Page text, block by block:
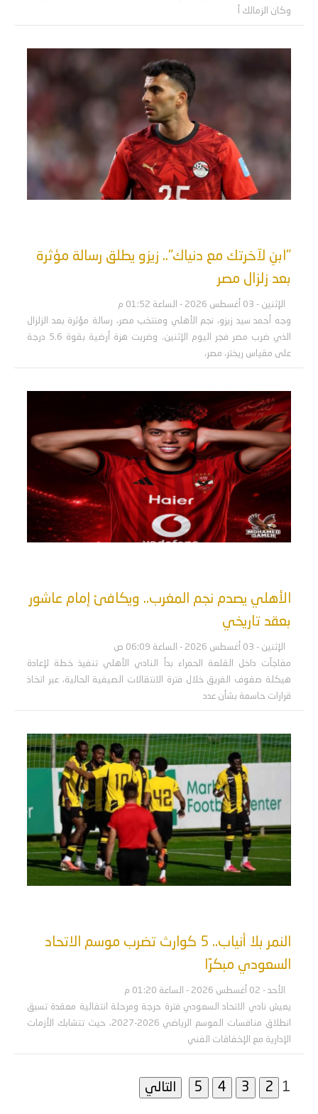
وكان الزمالك أ
"ابنِ لآخرتك مع دنياك".. زيزو يطلق رسالة مؤثرة
بعد زلزال مصر
الإثنين - 03 أغسطس 2026 - الساعة 01:52 م
وجه أحمد سيد زيزو، نجم الأهلي ومنتخب مصر، رسالة مؤثرة بعد الزلزال
الذي ضرب مصر فجر اليوم الإثنين. وضربت هزة أرضية بقوة 5.6 درجة
على مقياس ريختر، مصر،
الأهلي يصدم نجم المغرب.. ويكافئ إمام عاشور
بعقد تاريخي
الإثنين - 03 أغسطس 2026 - الساعة 06:09 ص
مفاجآت داخل القلعة الحمراء بدأ النادي الأهلي تنفيذ خطة لإعادة
هيكلة صفوف الفريق خلال فترة الانتقالات الصيفية الحالية، عبر اتخاذ
قرارات حاسمة بشأن عدد
النمر بلا أنياب.. 5 كوارث تضرب موسم الاتحاد
السعودي مبكرًا
الأحد - 02 أغسطس 2026 - الساعة 01:20 م
يعيش نادي الاتحاد السعودي فترة حرجة ومرحلة انتقالية معقدة تسبق
انطلاق منافسات الموسم الرياضي 2026-2027، حيث تتشابك الأزمات
الإدارية مع الإخفاقات الفني
1